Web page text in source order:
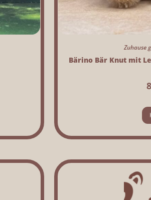
Zuhause
Bärino Bär Knut mit